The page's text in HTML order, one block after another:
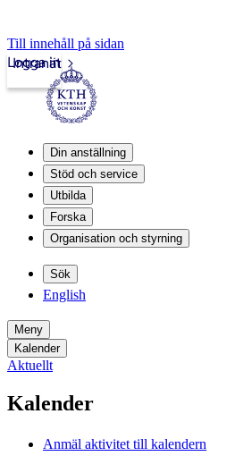
Till innehåll på sidan
Intranät
Logga in
Din anställning
Stöd och service
Utbilda
Forska
Organisation och styrning
Sök
English
Meny
Kalender
Aktuellt
Kalender
Anmäl aktivitet till kalendern